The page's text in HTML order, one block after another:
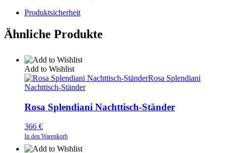
Produktsicherheit
Ähnliche Produkte
Add to Wishlist
Rosa Splendiani
Nachttisch-Ständer
Rosa Splendiani Nachttisch-Ständer
366 €
In den Warenkorb